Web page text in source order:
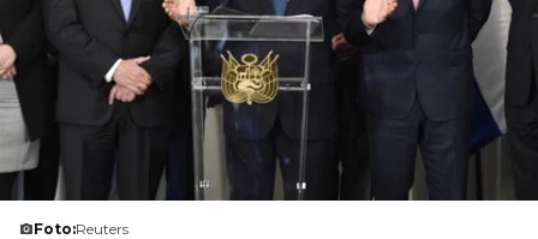
Foto:Reuters